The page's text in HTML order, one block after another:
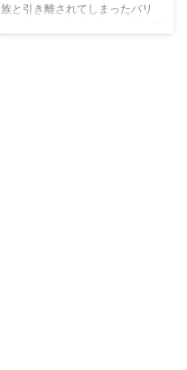
族と引き離されてしまったバリ